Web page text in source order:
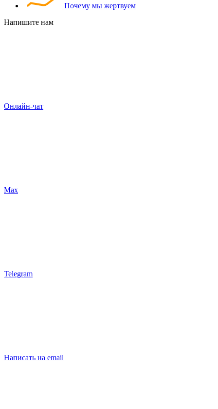
Почему мы жертвуем
Напишите нам
Онлайн-чат
Max
Telegram
Написать на email